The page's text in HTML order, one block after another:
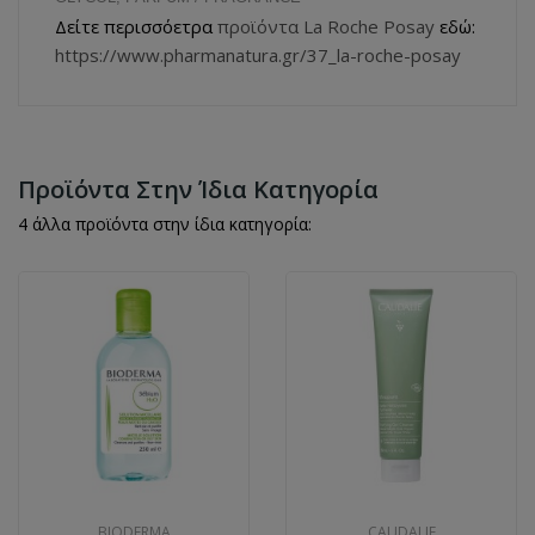
Δείτε περισσόετρα προϊόντα La Roche Posay εδώ:
https://www.pharmanatura.gr/37_la-roche-posay
Προϊόντα Στην Ίδια Κατηγορία
4 άλλα προϊόντα στην ίδια κατηγορία: